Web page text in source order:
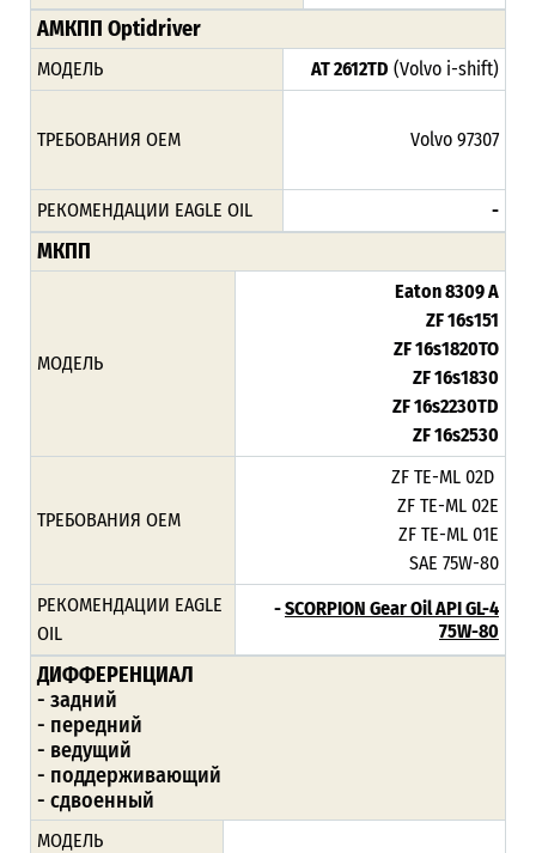
АМКПП Optidriver
МОДЕЛЬ AT 2612TD (Volvo i-shift)
ТРЕБОВАНИЯ ОЕМ Volvo 97307
РЕКОМЕНДАЦИИ EAGLE OIL -
МКПП
МОДЕЛЬ
Eaton 8309 A
ZF 16s151
ZF 16s1820TO
ZF 16s1830
ZF 16s2230TD
ZF 16s2530
ТРЕБОВАНИЯ ОЕМ
ZF TE-ML 02D
ZF TE-ML 02E
ZF TE-ML 01E
SAE 75W-80
РЕКОМЕНДАЦИИ EAGLE
OIL
-SCORPION Gear Oil API GL-4
75W-80
ДИФФЕРЕНЦИАЛ
- задний
- передний
- ведущий
- поддерживающий
- сдвоенный
МОДЕЛЬ